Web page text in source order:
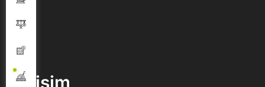
İletişim